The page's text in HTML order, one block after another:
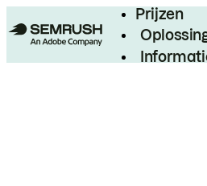
Prijzen